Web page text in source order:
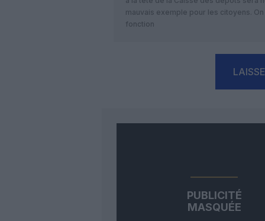
mauvais exemple pour les citoyens.
fonction
PUBLICITÉ
MASQUÉE